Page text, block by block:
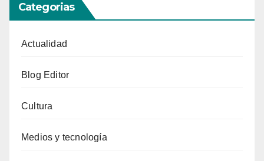
Categorias
Actualidad
Blog Editor
Cultura
Medios y tecnología